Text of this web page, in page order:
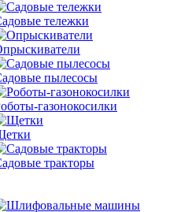
тележки
пылесосы
газонокосилки
тракторы